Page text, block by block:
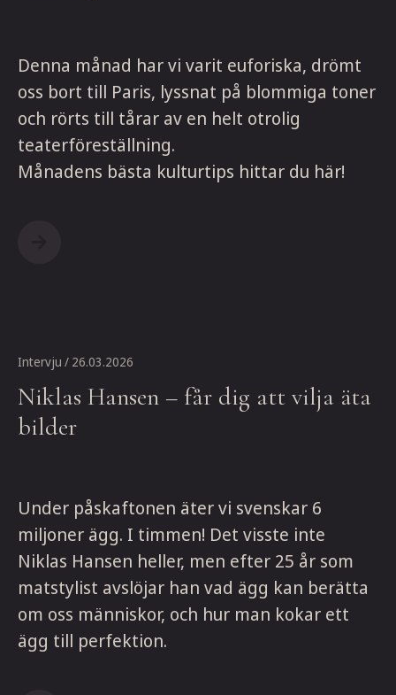
Denna månad har vi varit euforiska, drömt
oss bort till Paris, lyssnat på blommiga toner
och rörts till tårar av en helt otrolig
teaterföreställning.
Månadens bästa kulturtips hittar du här!
Intervju / 26.03.2026
Niklas Hansen – får dig att vilja äta
bilder
Under påskaftonen äter vi svenskar 6
miljoner ägg. I timmen! Det visste inte
Niklas Hansen heller, men efter 25 år som
matstylist avslöjar han vad ägg kan berätta
om oss människor, och hur man kokar ett
ägg till perfektion.